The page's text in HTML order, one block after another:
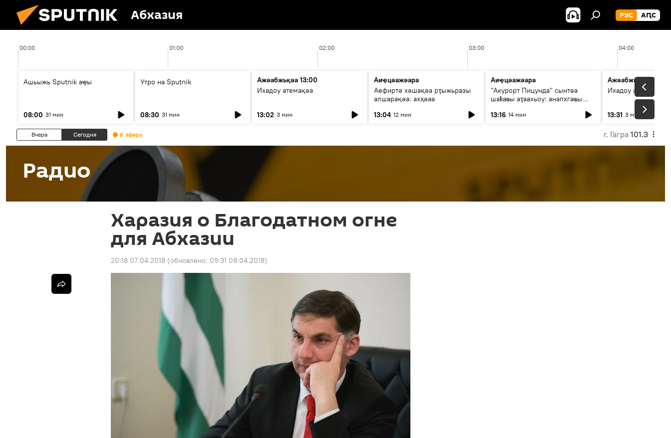
Абхазия РУС АԤС
00:00 01:00 02:00 03:00 04:00
Ашьыжь Sputnik аҿы
08:00 31 мин
Утро на Sputnik
08:30 31 мин
Ажәабжьқәа 13:00
Ихадоу атемақәа
13:02 3 мин
Аиҿцәажәара
Аефиртә хәшақәа рҭыжьразы
алшарақәа: ахҳәаа
13:04 12 мин
Аиҿцәажәара
"Акурорт Пицунда" сынтәа
шаҟаҩы аҭаахьоу: анапхгаҩы
13:16 14 мин
Ажәабжьқәа 13:30
Ихадоу атемақәа
13:31 3 мин
Вчера Сегодня К эфиру г. Гагра 101.3
Радио
Харазия о Благодатном огне
для Абхазии
20:18 07.04.2018 (обновлено: 09:31 08.04.2018)